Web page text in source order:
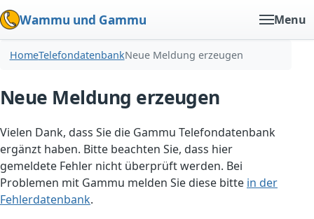
Wammu und Gammu Menu
HomeTelefondatenbankNeue Meldung erzeugen
Neue Meldung erzeugen
Vielen Dank, dass Sie die Gammu Telefondatenbank
ergänzt haben. Bitte beachten Sie, dass hier
gemeldete Fehler nicht überprüft werden. Bei
Problemen mit Gammu melden Sie diese bitte in der
Fehlerdatenbank.